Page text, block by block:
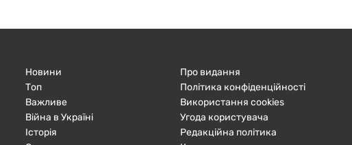
Новини
Топ
Важливе
Війна в Україні
Історія
Про видання
Політика конфіденційності
Використання cookies
Угода користувача
Редакційна політика